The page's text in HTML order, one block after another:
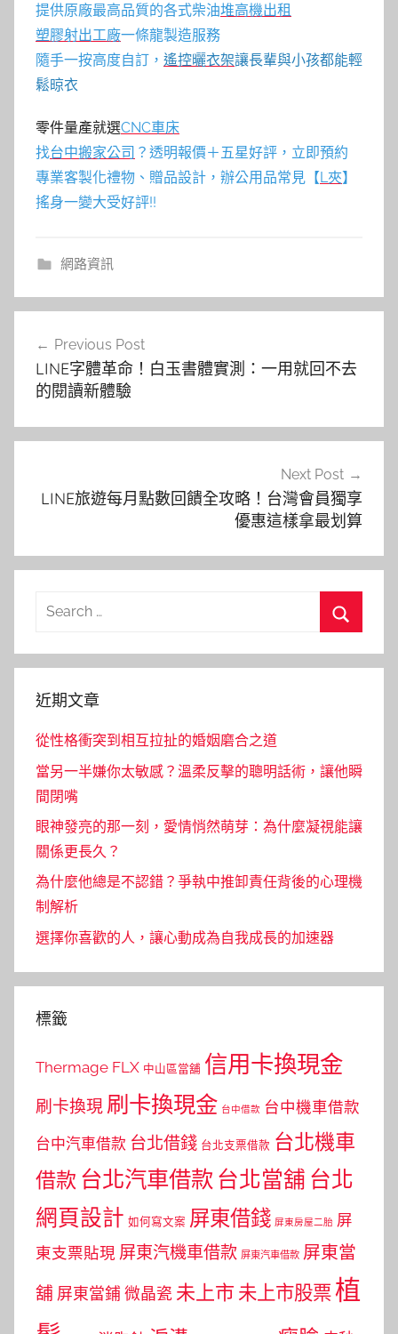
提供原廠最高品質的各式柴油堆高機出租
塑膠射出工廠一條龍製造服務
隨手一按高度自訂， 遙控曬衣架讓長輩與小孩都能輕
鬆晾衣
零件量產就選CNC車床
找台中搬家公司 ？透明報價＋五星好評，立即預約
專業客製化禮物、贈品設計，辦公用品常見【L夾】
搖身一變大受好評!!
網路資訊
覽
Previous Post
LINE字體革命！白玉書體實測：一用就回不去
的閱讀新體驗
Next Post
LINE旅遊每月點數回饋全攻略！台灣會員獨享
優惠這樣拿最划算
Search
近期文章
從性格衝突到相互拉扯的婚姻磨合之道
當另一半嫌你太敏感？溫柔反擊的聰明話術，讓他瞬
間閉嘴
眼神發亮的那一刻，愛情悄然萌芽：為什麼凝視能讓
關係更長久？
為什麼他總是不認錯？爭執中推卸責任背後的心理機
制解析
選擇你喜歡的人，讓心動成為自我成長的加速器
標籤
Thermage FLX 中山區當舖 信用卡換現金
刷卡換現 刷卡換現金 台中借款 台中機車借款
台中汽車借款 台北借錢 台北支票借款 台北機車
借款 台北汽車借款 台北當舖 台北
網頁設計 如何寫文案 屏東借錢 屏東房屋二胎 屏
東支票貼現 屏東汽機車借款 屏東汽車借款 屏東當
舖 屏東當鋪 微晶瓷 未上市 未上市股票植